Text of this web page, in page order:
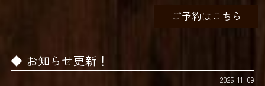
ご予約はこちら
お知らせ更新！
2025-11-09